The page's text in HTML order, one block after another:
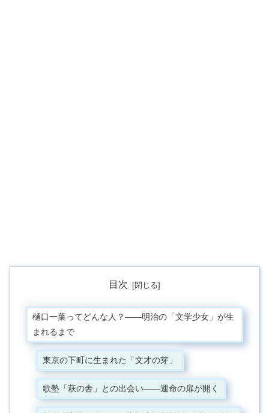
目次
樋口一葉ってどんな人？——明治の「文学少女」が生
まれるまで
東京の下町に生まれた「文才の芽」
歌塾「萩の舎」との出会い——運命の扉が開く